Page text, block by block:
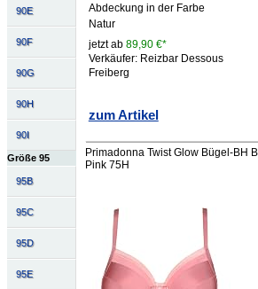
90E
90F
90G
90H
90I
Größe 95
95B
95C
95D
95E
Abdeckung in der Farbe
Natur
jetzt ab 89,90 €*
Verkäufer: Reizbar Dessous
Freiberg
zum Artikel
Primadonna Twist Glow Bügel-BH
Pink 75H